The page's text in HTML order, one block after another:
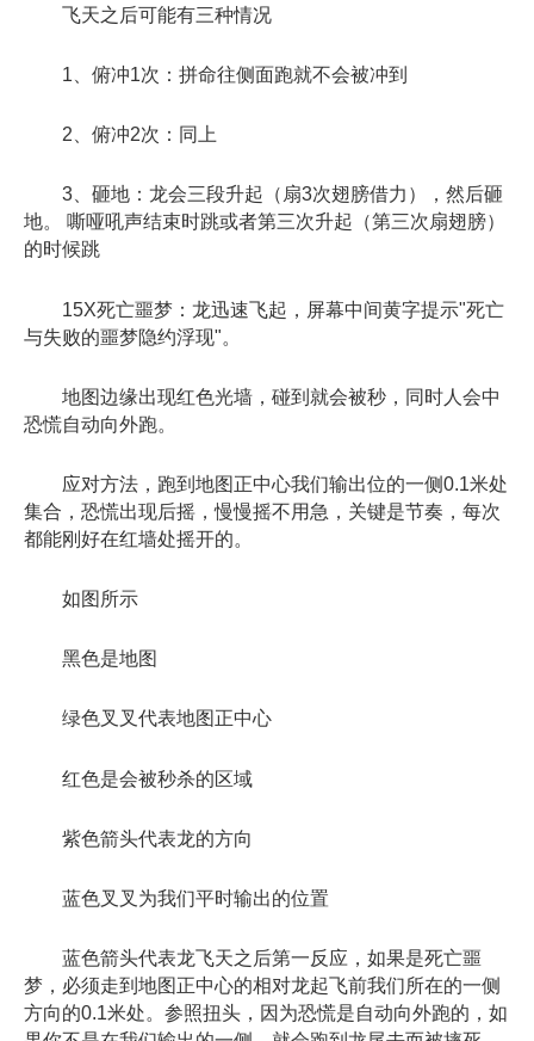
飞天之后可能有三种情况
1、俯冲1次：拼命往侧面跑就不会被冲到
2、俯冲2次：同上
3、砸地：龙会三段升起（扇3次翅膀借力），然后砸
地。 嘶哑吼声结束时跳或者第三次升起（第三次扇翅膀）
的时候跳
15X死亡噩梦：龙迅速飞起，屏幕中间黄字提示"死亡
与失败的噩梦隐约浮现"。
地图边缘出现红色光墙，碰到就会被秒，同时人会中
恐慌自动向外跑。
应对方法，跑到地图正中心我们输出位的一侧0.1米处
集合，恐慌出现后摇，慢慢摇不用急，关键是节奏，每次
都能刚好在红墙处摇开的。
如图所示
黑色是地图
绿色叉叉代表地图正中心
红色是会被秒杀的区域
紫色箭头代表龙的方向
蓝色叉叉为我们平时输出的位置
蓝色箭头代表龙飞天之后第一反应，如果是死亡噩
梦，必须走到地图正中心的相对龙起飞前我们所在的一侧
方向的0.1米处。参照扭头，因为恐慌是自动向外跑的，如